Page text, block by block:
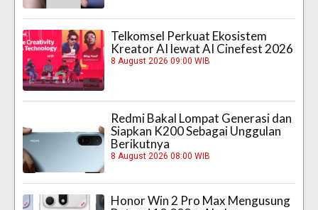
Telkomsel Perkuat Ekosistem
Kreator AI lewat AI Cinefest 2026
8 August 2026 09:00 WIB
Redmi Bakal Lompat Generasi dan
Siapkan K200 Sebagai Unggulan
Berikutnya
8 August 2026 08:00 WIB
Honor Win 2 Pro Max Mengusung